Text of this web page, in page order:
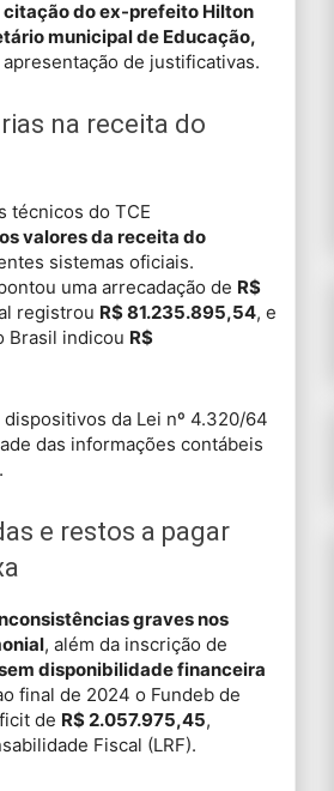
citação do ex-prefeito Hilton
municipal de Educação,
apresentação de justificativas.
na receita do
técnicos do TCE
valores da receita do
sistemas oficiais.
uma arrecadação de R$
registrou R$ 81.235.895,54, e
Brasil indicou R$
da Lei nº 4.320/64
das informações contábeis
e restos a pagar
graves nos
, além da inscrição de
disponibilidade financeira
final de 2024 o Fundeb de
de R$ 2.057.975,45,
Fiscal (LRF).